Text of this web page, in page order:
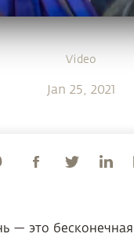
Video
Jan 25, 2021
— это бесконечная